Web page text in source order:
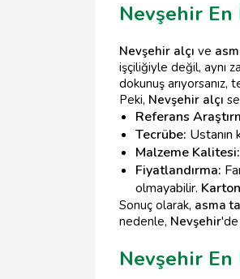
Nevşehir En
Nevşehir alçı ve
işçiliğiyle değil, aynı
dokunuş arıyorsanız,
Peki, Nevşehir alçı
Referans
Tecrübe: Ustanın
Malzeme Kalitesi:
Fiyatlandırma:
olmayabilir.
Sonuç olarak, asma
nedenle, Nevşehir'de
Nevşehir